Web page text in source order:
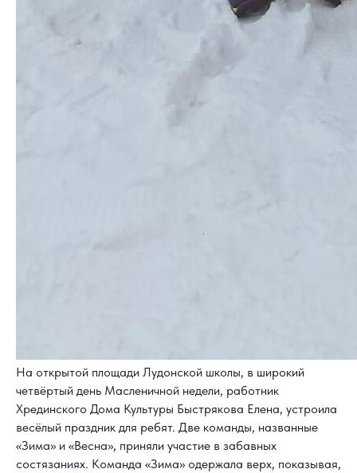
На открытой площади Лудонской школы, в широкий
четвёртый день Масленичной недели, работник
Хрединского Дома Культуры Быстрякова Елена, устроила
весёлый праздник для ребят. Две команды, названные
«Зима» и «Весна», приняли участие в забавных
состязаниях. Команда «Зима» одержала верх, показывая,